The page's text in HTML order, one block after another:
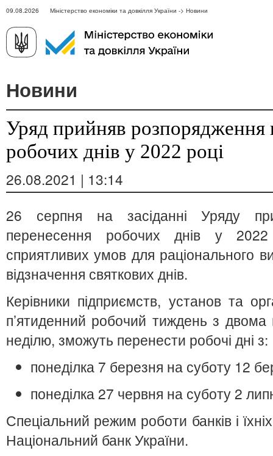
09.08.2026 Міністерство економіки та довкілля України -> Новини
Новини
Уряд прийняв розпорядження
робочих днів у 2022 році
26.08.2021 | 13:14
26 серпня на засіданні Уряду
перенесення робочих днів у
сприятливих умов для раціонального
відзначення святкових днів.
Керівники підприємств, установ та
п’ятиденний робочий тиждень з
неділю, зможуть перенести робочі дні з:
понеділка 7 березня на суботу 12
понеділка 27 червня на суботу 2
Спеціальний режим роботи банків і
Національний банк України.